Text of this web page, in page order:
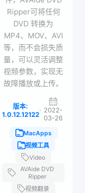
Ripper可将任何
DVD 转换为
MP4、MOV、AVI
等，而不会损失质
量，可以灵活调整
视频参数，实现无
故障播放或上传。
版本:
1.0.12.12122
· 2022-
03-26
MacApps
视频工具
Video
AVAide DVD
Ripper
视频翻录